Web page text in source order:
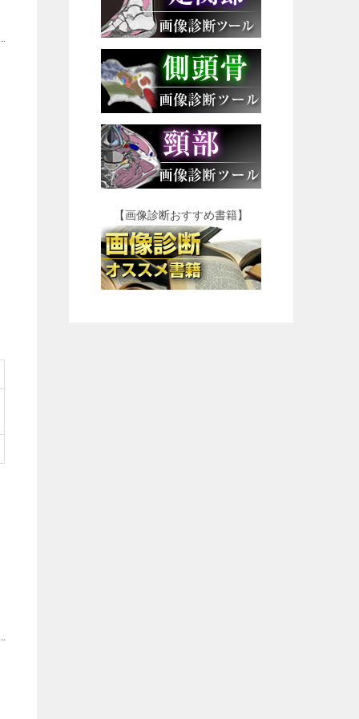
【画像診断おすすめ書籍】